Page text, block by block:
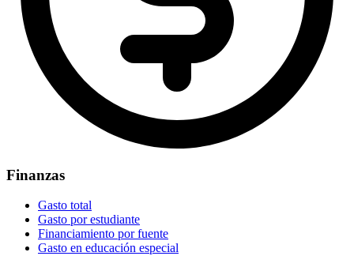
Finanzas
Gasto total
Gasto por estudiante
Financiamiento por fuente
Gasto en educación especial